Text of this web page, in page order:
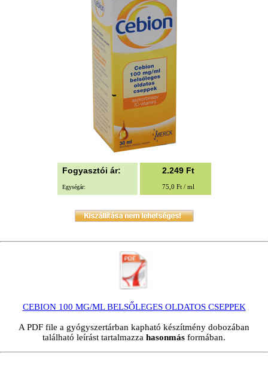
Fogyasztói ár: 2.249Ft
Egységár: 75,0 Ft / ml
CEBION 100 MG/ML BELSŐLEGES OLDATOS CSEPPEK
A PDF file a gyógyszertárban kapható készítmény dobozában
található leírást tartalmazza hasonmás formában.